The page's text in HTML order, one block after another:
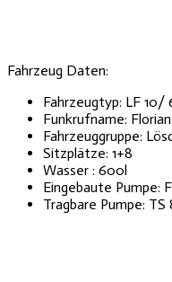
Fahrzeug Daten:
Fahrzeugtyp: LF 10/
Funkrufname:
Fahrzeuggruppe:
Sitzplätze: 1+8
Wasser : 600l
Eingebaute Pumpe:
Tragbare Pumpe: